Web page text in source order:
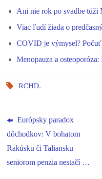
Ani nie rok po svadbe
Viac ľudí žiada o
COVID je výmysel?
Menopauza a
RCHD.
Európsky paradox
dôchodkov: V bohatom
Rakúsku či Taliansku
seniorom penzia nestačí …